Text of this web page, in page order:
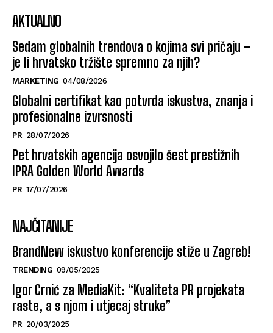
AKTUALNO
Sedam globalnih trendova o kojima svi pričaju –
je li hrvatsko tržište spremno za njih?
MARKETING 04/08/2026
Globalni certifikat kao potvrda iskustva, znanja i
profesionalne izvrsnosti
PR 28/07/2026
Pet hrvatskih agencija osvojilo šest prestižnih
IPRA Golden World Awards
PR 17/07/2026
NAJČITANIJE
BrandNew iskustvo konferencije stiže u Zagreb!
TRENDING 09/05/2025
Igor Crnić za MediaKit: “Kvaliteta PR projekata
raste, a s njom i utjecaj struke”
PR 20/03/2025